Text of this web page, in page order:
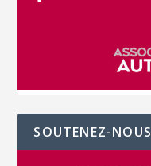
SOUTENEZ-NOUS